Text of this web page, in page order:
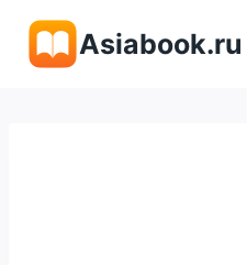
содержимому
Asiabook.ru